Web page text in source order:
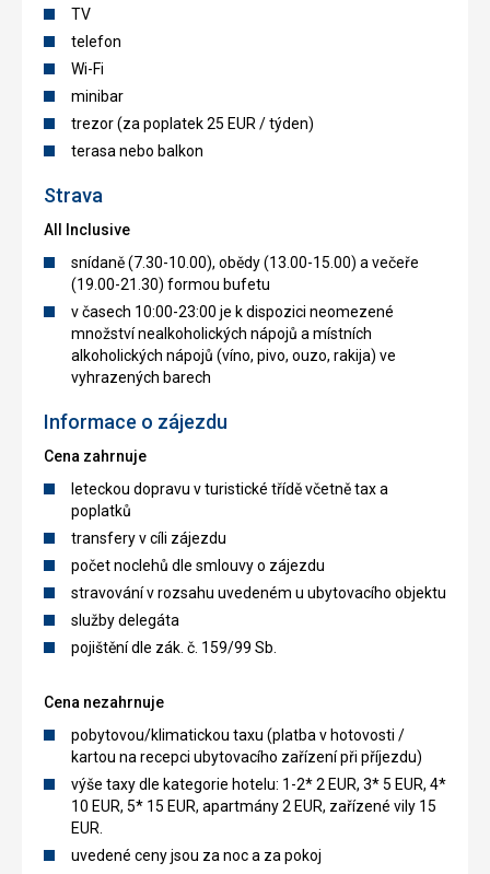
TV
telefon
Wi-Fi
minibar
trezor (za poplatek 25 EUR / týden)
terasa nebo balkon
Strava
All Inclusive
snídaně (7.30-10.00), obědy (13.00-15.00) a večeře
(19.00-21.30) formou bufetu
v časech 10:00-23:00 je k dispozici neomezené
množství nealkoholických nápojů a místních
alkoholických nápojů (víno, pivo, ouzo, rakija) ve
vyhrazených barech
Informace o zájezdu
Cena zahrnuje
leteckou dopravu v turistické třídě včetně tax a
poplatků
transfery v cíli zájezdu
počet noclehů dle smlouvy o zájezdu
stravování v rozsahu uvedeném u ubytovacího objektu
služby delegáta
pojištění dle zák. č. 159/99 Sb.
Cena nezahrnuje
pobytovou/klimatickou taxu (platba v hotovosti /
kartou na recepci ubytovacího zařízení při příjezdu)
výše taxy dle kategorie hotelu: 1-2* 2 EUR, 3* 5 EUR, 4*
10 EUR, 5* 15 EUR, apartmány 2 EUR, zařízené vily 15
EUR.
uvedené ceny jsou za noc a za pokoj